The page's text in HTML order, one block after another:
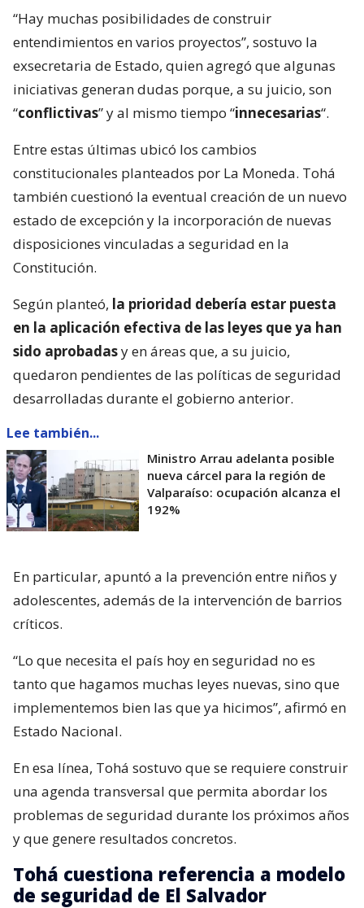
“Hay muchas posibilidades de construir
entendimientos en varios proyectos”, sostuvo la
exsecretaria de Estado, quien agregó que algunas
iniciativas generan dudas porque, a su juicio, son
“conflictivas” y al mismo tiempo “innecesarias“.
Entre estas últimas ubicó los cambios
constitucionales planteados por La Moneda. Tohá
también cuestionó la eventual creación de un nuevo
estado de excepción y la incorporación de nuevas
disposiciones vinculadas a seguridad en la
Constitución.
Según planteó, la prioridad debería estar puesta
en la aplicación efectiva de las leyes que ya han
sido aprobadasy en áreas que, a su juicio,
quedaron pendientes de las políticas de seguridad
desarrolladas durante el gobierno anterior.
Lee también...
Ministro Arrau adelanta posible
nueva cárcel para la región de
Valparaíso: ocupación alcanza el
192%
En particular, apuntó a la prevención entre niños y
adolescentes, además de la intervención de barrios
críticos.
“Lo que necesita el país hoy en seguridad no es
tanto que hagamos muchas leyes nuevas, sino que
implementemos bien las que ya hicimos”, afirmó en
Estado Nacional.
En esa línea, Tohá sostuvo que se requiere construir
una agenda transversal que permita abordar los
problemas de seguridad durante los próximos años
y que genere resultados concretos.
Tohá cuestiona referencia a modelo
de seguridad de El Salvador